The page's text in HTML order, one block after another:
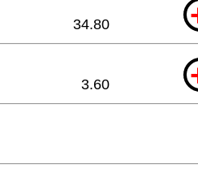
34.80
3.60